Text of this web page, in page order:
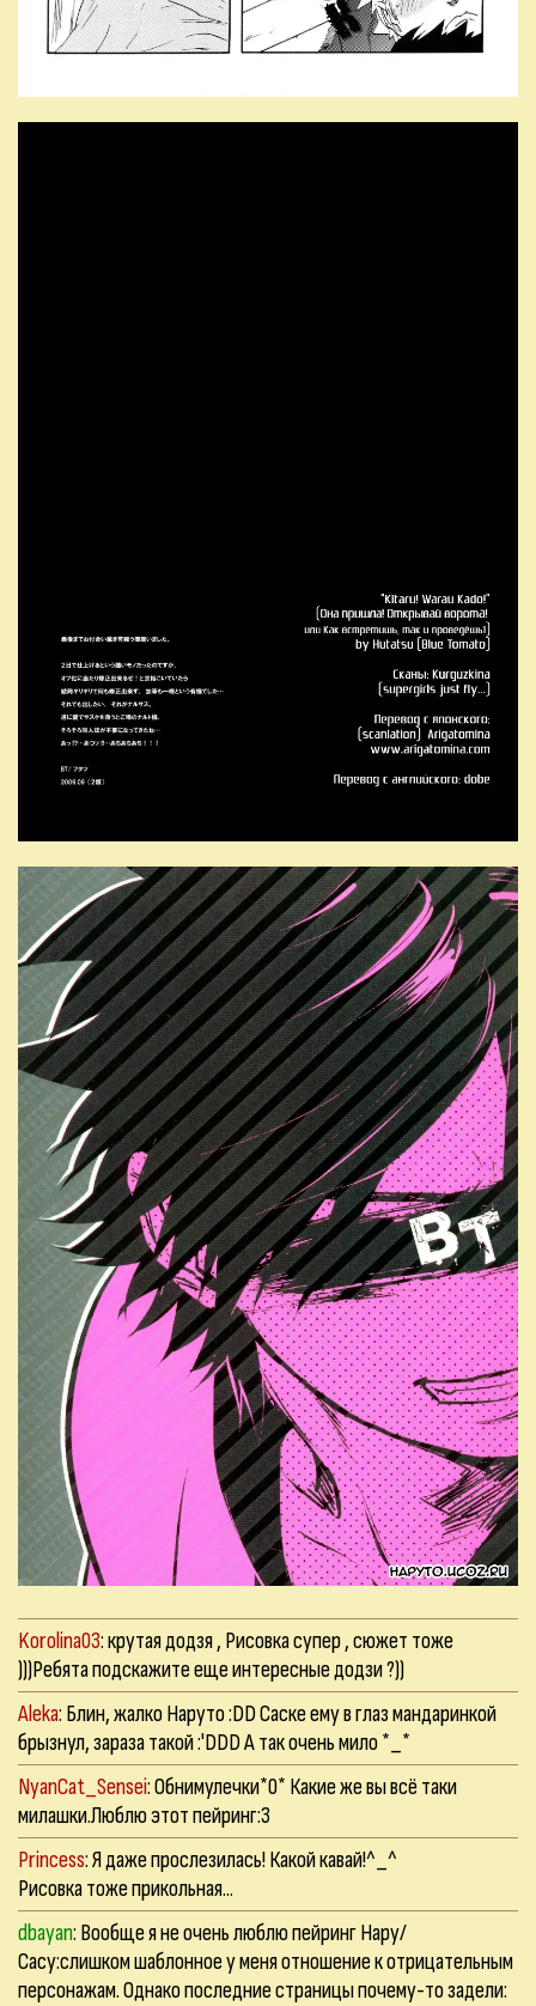
Korolina03: крутая додзя , Рисовка супер , сюжет тоже
)))Ребята подскажите еще интересные додзи ?))
Aleka: Блин, жалко Наруто :DD Саске ему в глаз мандаринкой
брызнул, зараза такой :'DDD А так очень мило *_*
NyanCat_Sensei: Обнимулечки*0* Какие же вы всё таки
милашки.Люблю этот пейринг:3
Princess: Я даже прослезилась! Какой кавай!^_^
Рисовка тоже прикольная...
dbayan: Вообще я не очень люблю пейринг Нару/
Сасу:слишком шаблонное у меня отношение к отрицательным
персонажам. Однако последние страницы почему-то задели: